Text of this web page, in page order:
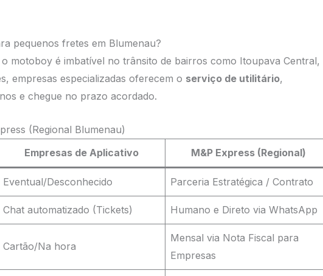
pequenos fretes em Blumenau?
motoboy é imbatível no trânsito de bairros como Itoupava Central,
empresas especializadas oferecem o serviço de utilitário,
e chegue no prazo acordado.
(Regional Blumenau)
Empresas de Aplicativo M&P Express (Regional)
Eventual/Desconhecido Parceria Estratégica / Contrato
Chat automatizado (Tickets) Humano e Direto via WhatsApp
Cartão/Na hora
Mensal via Nota Fiscal para
Empresas